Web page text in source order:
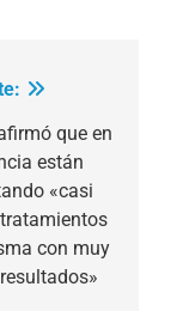
que en
están
«casi
con muy